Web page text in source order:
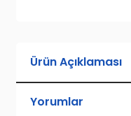
Ürün Açıklaması
Yorumlar